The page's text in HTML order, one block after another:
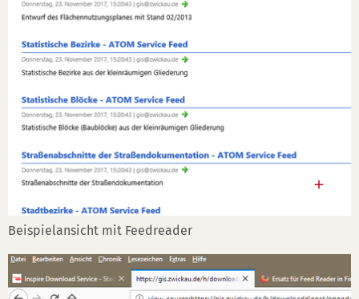
Beispielansicht mit Feedreader